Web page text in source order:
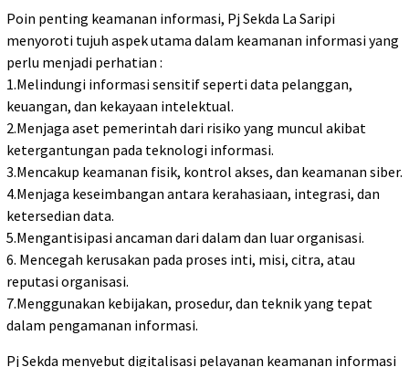
Poin penting keamanan informasi, Pj Sekda La Saripi
menyoroti tujuh aspek utama dalam keamanan informasi yang
perlu menjadi perhatian :
1.Melindungi informasi sensitif seperti data pelanggan,
keuangan, dan kekayaan intelektual.
2.Menjaga aset pemerintah dari risiko yang muncul akibat
ketergantungan pada teknologi informasi.
3.Mencakup keamanan fisik, kontrol akses, dan keamanan siber.
4.Menjaga keseimbangan antara kerahasiaan, integrasi, dan
ketersedian data.
5.Mengantisipasi ancaman dari dalam dan luar organisasi.
6. Mencegah kerusakan pada proses inti, misi, citra, atau
reputasi organisasi.
7.Menggunakan kebijakan, prosedur, dan teknik yang tepat
dalam pengamanan informasi.
Pj Sekda menyebut digitalisasi pelayanan keamanan informasi